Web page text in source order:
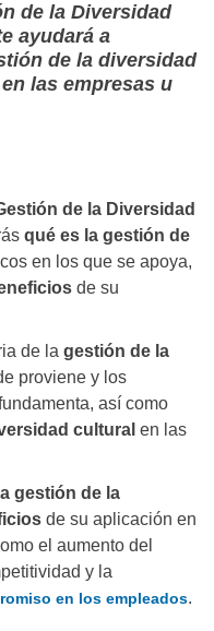
de la Diversidad
ayudará a
de la diversidad
las empresas u
de la Diversidad
qué es la gestión de
en los que se apoya,
de su
de la gestión de la
proviene y los
así como
cultural en las
gestión de la
de su aplicación en
el aumento del
y la
en los empleados.